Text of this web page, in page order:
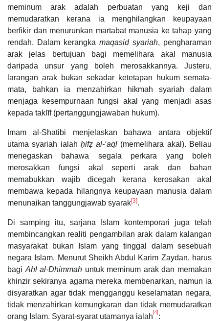
meminum arak adalah perbuatan yang keji dan
memudaratkan kerana ia menghilangkan keupayaan
berfikir dan menurunkan martabat manusia ke tahap yang
rendah. Dalam kerangka maqasid syariah, pengharaman
arak jelas bertujuan bagi memelihara akal manusia
daripada unsur yang boleh merosakkannya. Justeru,
larangan arak bukan sekadar ketetapan hukum semata-
mata, bahkan ia menzahirkan hikmah syariah dalam
menjaga kesempurnaan fungsi akal yang menjadi asas
kepada taklīf (pertanggungjawaban hukum).
Imam al-Shatibi menjelaskan bahawa antara objektif
utama syariah ialah ḥifẓ al-‘aql (memelihara akal). Beliau
menegaskan bahawa segala perkara yang boleh
merosakkan fungsi akal seperti arak dan bahan
memabukkan wajib dicegah kerana kerosakan akal
membawa kepada hilangnya keupayaan manusia dalam
menunaikan tanggungjawab syarak[3].
Di samping itu, sarjana Islam kontemporari juga telah
membincangkan realiti pengambilan arak dalam kalangan
masyarakat bukan Islam yang tinggal dalam sesebuah
negara Islam. Menurut Sheikh Abdul Karim Zaydan, harus
bagi Ahl al-Dhimmah untuk meminum arak dan memakan
khinzir sekiranya agama mereka membenarkan, namun ia
disyaratkan agar tidak mengganggu keselamatan negara,
tidak menzahirkan kemungkaran dan tidak memudaratkan
orang Islam. Syarat-syarat utamanya ialah [4] :